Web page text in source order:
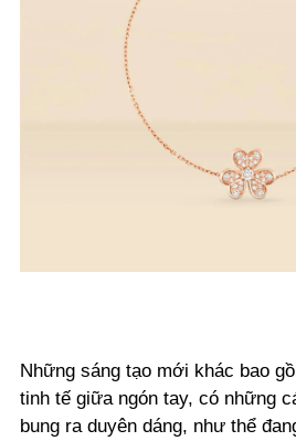
Những sáng tạo mới khác bao
tinh tế giữa ngón tay, có những
bung ra duyên dáng, như thể